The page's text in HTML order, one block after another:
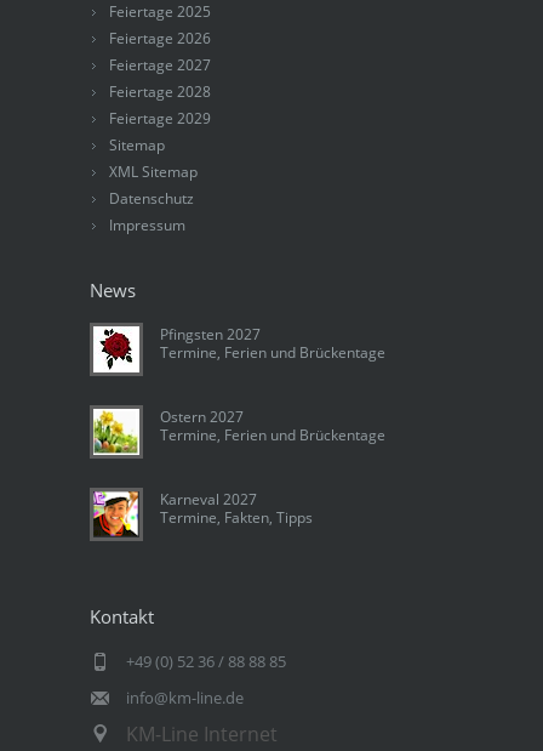
Feiertage 2025
Feiertage 2026
Feiertage 2027
Feiertage 2028
Feiertage 2029
Sitemap
XML Sitemap
Datenschutz
Impressum
News
Pfingsten 2027
Termine, Ferien und Brückentage
Ostern 2027
Termine, Ferien und Brückentage
Karneval 2027
Termine, Fakten, Tipps
Kontakt
+49 (0) 52 36 / 88 88 85
info@km-line.de
KM-Line Internet